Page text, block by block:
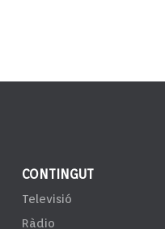
CONTINGUT
Televisió
Ràdio